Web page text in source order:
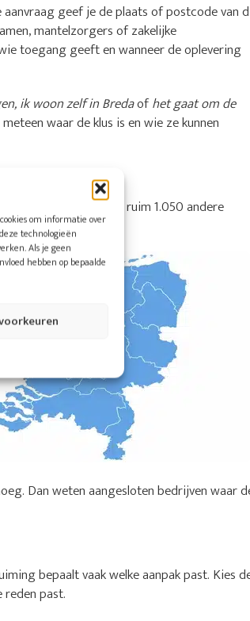
om informatie over
technologieën
Als je geen
hebben op bepaalde
geef je de plaats of postcode van
mantelzorgers of zakelijke
toegang geeft en wanneer de oplevering
ik woon zelf in Bredaofhet gaat om de
waar de klus is en wie ze kunnen
komen, maar ook uit ruim 1.050 andere
Dan weten aangesloten bedrijven waar
bepaalt vaak welke aanpak past. Kies
past.